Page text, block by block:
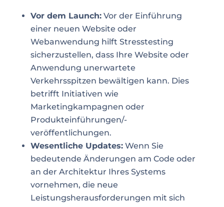
Vor dem Launch:Vor der Einführung
einer neuen Website oder
Webanwendung hilft Stresstesting
sicherzustellen, dass Ihre Website oder
Anwendung unerwartete
Verkehrsspitzen bewältigen kann. Dies
betrifft Initiativen wie
Marketingkampagnen oder
Produkteinführungen/-
veröffentlichungen.
Wesentliche Updates:Wenn Sie
bedeutende Änderungen am Code oder
an der Architektur Ihres Systems
vornehmen, die neue
Leistungsherausforderungen mit sich